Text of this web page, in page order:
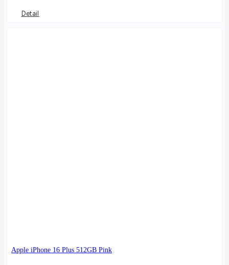
Detail
Apple iPhone 16 Plus 512GB Pink